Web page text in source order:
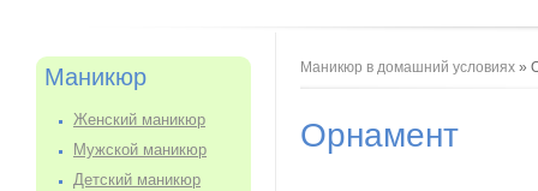
Маникюр
Женский маникюр
Мужской маникюр
Детский маникюр
Вы здесь
Маникюр в домашний условиях »
Орнамент